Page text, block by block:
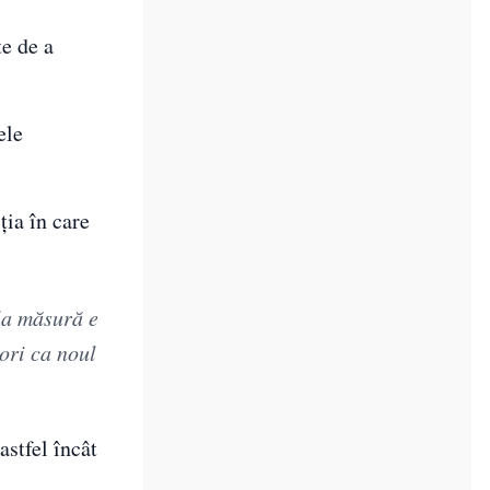
de a
în care
măsură e
ca noul
încât